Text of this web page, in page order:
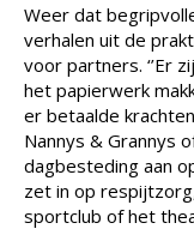
Weer dat
verhalen uit de
voor partners. ‘’Er
het papierwerk
er betaalde
Nannys & Grannys
dagbesteding aan
zet in op
sportclub of het